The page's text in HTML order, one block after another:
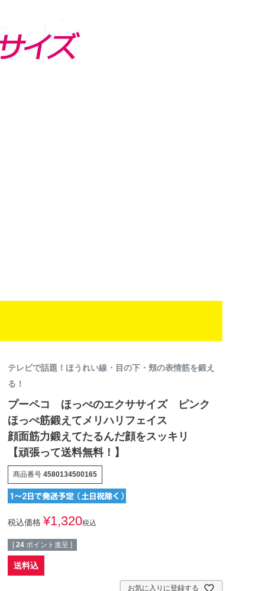
テレビで話題！ほうれい線・目の下・頬の表情筋を鍛え
る！
プーペコ ほっぺのエクササイズ ピンク
ほっぺ筋鍛えてメリハリフェイス
顔面筋力鍛えてたるんだ顔をスッキリ
【頑張って送料無料！】
商品番号 4580134500165
税込価格 ¥1,320税込
[ 24 ポイント進呈 ]
送料込
お気に入りに登録する